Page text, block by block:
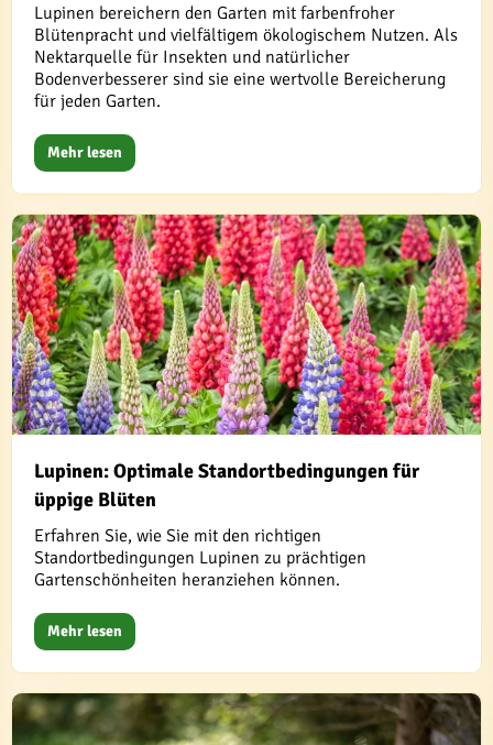
Lupinen bereichern den Garten mit farbenfroher
Blütenpracht und vielfältigem ökologischem Nutzen. Als
Nektarquelle für Insekten und natürlicher
Bodenverbesserer sind sie eine wertvolle Bereicherung
für jeden Garten.
Mehr lesen
Lupinen: Optimale Standortbedingungen für
üppige Blüten
Erfahren Sie, wie Sie mit den richtigen
Standortbedingungen Lupinen zu prächtigen
Gartenschönheiten heranziehen können.
Mehr lesen